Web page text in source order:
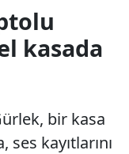
kasada
bir kasa
kayıtlarını